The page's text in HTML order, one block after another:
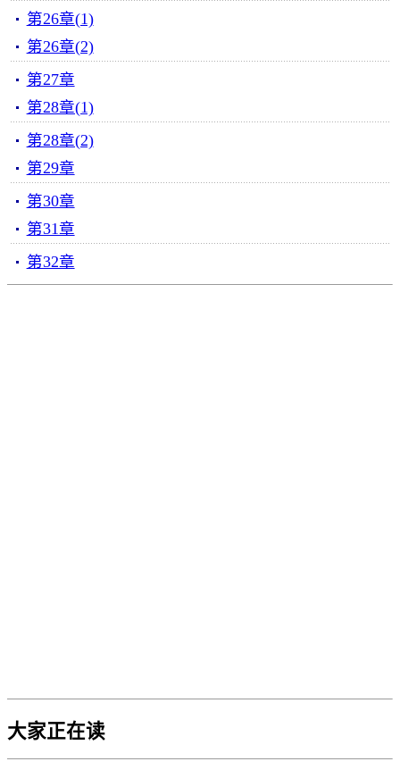
第26章(1)
第26章(2)
第27章
第28章(1)
第28章(2)
第29章
第30章
第31章
第32章
大家正在读